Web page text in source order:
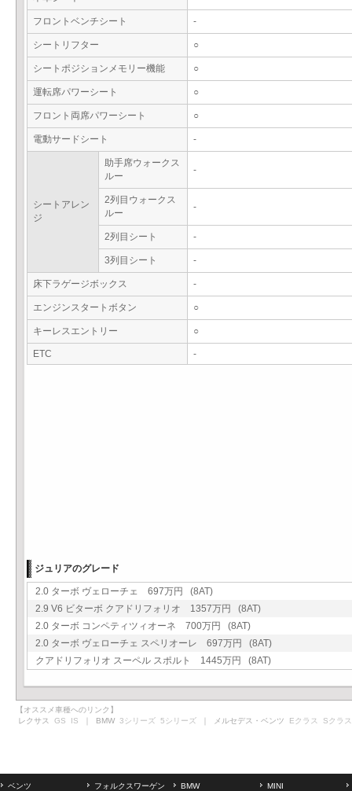
フロントベンチシート -
シートリフター ○
シートポジションメモリー機能 ○
運転席パワーシート ○
フロント両席パワーシート ○
電動サードシート -
シートアレン
ジ
助手席ウォークス
ルー
-
2列目ウォークス
ルー
-
2列目シート -
3列目シート -
床下ラゲージボックス -
エンジンスタートボタン ○
キーレスエントリー ○
ETC -
ジュリアのグレード
2.0 ターボ ヴェローチェ 697万円 (8AT)
2.9 V6 ビターボ クアドリフォリオ 1357万円 (8AT)
2.0 ターボ コンペティツィオーネ 700万円 (8AT)
2.0 ターボ ヴェローチェ スペリオーレ 697万円 (8AT)
クアドリフォリオ スーペル スポルト 1445万円 (8AT)
【オススメ車種へのリンク】
レクサス GS IS ｜ BMW 3シリーズ 5シリーズ ｜ メルセデス・ベンツ Eクラス Sクラス
ベンツ フォルクスワーゲン BMW
MINI